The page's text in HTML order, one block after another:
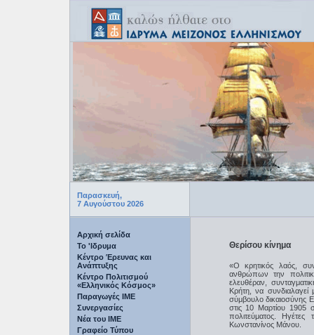
Παρασκευή,
7 Αυγούστου 2026
Αρχική σελίδα
Το 'Ιδρυμα
Κέντρο Έρευνας και
Ανάπτυξης
Κέντρο Πολιτισμού
«Ελληνικός Κόσμος»
Παραγωγές IME
Συνεργασίες
Νέα του ΙΜΕ
Γραφείο Τύπου
Θερίσου κίνημα
«O κρητικός λαός,
ανθρώπων την
ελευθέραν,
Κρήτη, να συνδιαλαγεί
σύμβουλο δικαιοσύνης
στις 10 Μαρτίου 1905
πολιτεύματος. Ηγέτες
Kωνστανίνος Mάνου.